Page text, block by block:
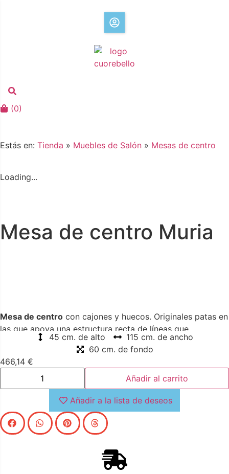
(0)
Estás en: Tienda » Muebles de Salón » Mesas de centro
Loading...
Mesa de centro Muria
Mesa de centro con cajones y huecos. Originales patas en
las que apoya una estructura recta de líneas que
transmiten elegancia y sofisticación
45 cm. de alto
115 cm. de ancho
60 cm. de fondo
466,14 €
Añadir al carrito
Añadir a la lista de deseos